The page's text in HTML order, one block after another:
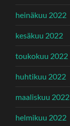
heinäkuu 2022
kesäkuu 2022
toukokuu 2022
huhtikuu 2022
maaliskuu 2022
helmikuu 2022